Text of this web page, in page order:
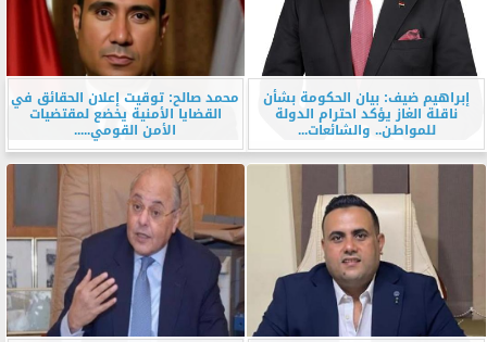
إبراهيم ضيف: بيان الحكومة بشأن
ناقلة الغاز يؤكد احترام الدولة
للمواطن.. والشائعات...
محمد صالح: توقيت إعلان الحقائق في
القضايا الأمنية يخضع لمقتضيات
الأمن القومي.....